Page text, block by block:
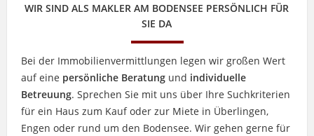
WIR SIND ALS MAKLER AM BODENSEE PERSÖNLICH FÜR
SIE DA
Bei der Immobilienvermittlungen legen wir großen Wert
auf eine persönliche Beratungund individuelle
Betreuung. Sprechen Sie mit uns über Ihre Suchkriterien
für ein Haus zum Kauf oder zur Miete in Überlingen,
Engen oder rund um den Bodensee. Wir gehen gerne für